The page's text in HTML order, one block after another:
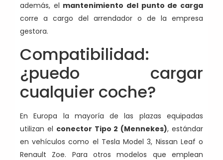
además, el mantenimiento del punto de carga
corre a cargo del arrendador o de la empresa
gestora.
Compatibilidad:
¿puedo cargar
cualquier coche?
En Europa la mayoría de las plazas equipadas
utilizan el conector Tipo 2 (Mennekes), estándar
en vehículos como el Tesla Model 3, Nissan Leaf o
Renault Zoe. Para otros modelos que emplean